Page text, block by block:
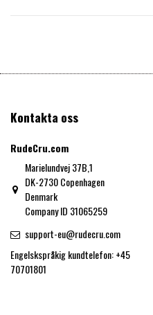
Kontakta oss
RudeCru.com
Marielundvej 37B,1
DK-2730 Copenhagen
Denmark
Company ID 31065259
support-eu@rudecru.com
Engelskspråkig kundtelefon: +45
70701801